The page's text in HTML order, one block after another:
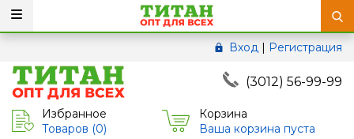
Вход | Регистрация
(3012) 56-99-99
Избранное
Товаров (0)
Корзина
Ваша корзина пуста